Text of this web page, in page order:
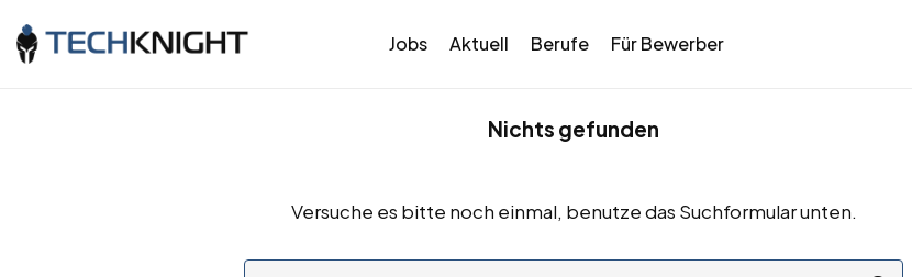
Jobs Aktuell Berufe Für Bewerber
Nichts gefunden
Versuche es bitte noch einmal, benutze das Suchformular unten.